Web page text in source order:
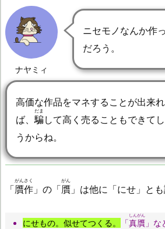
ナヤミィ
ニセモノなんか作
だろう。
高価な作品をマネすることが出来れ
ば、 騙
だま
して高く売ることもできてし
うからね。
「贋作
がんさく
」の「贋
がん
」は他に「にせ」と
にせもの。似せてつくる。 「真贋
しんがん
」な